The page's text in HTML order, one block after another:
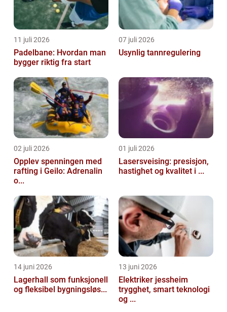
11 juli 2026
Padelbane: Hvordan man
bygger riktig fra start
07 juli 2026
Usynlig tannregulering
02 juli 2026
Opplev spenningen med
rafting i Geilo: Adrenalin
o...
01 juli 2026
Lasersveising: presisjon,
hastighet og kvalitet i ...
14 juni 2026
Lagerhall som funksjonell
og fleksibel bygningsløs...
13 juni 2026
Elektriker jessheim
trygghet, smart teknologi
og ...